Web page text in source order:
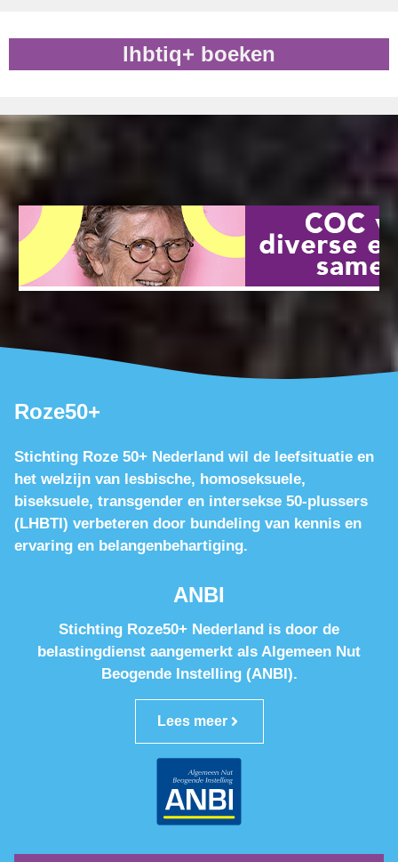
lhbtiq+ boeken
Roze50+
Stichting Roze 50+ Nederland wil de leefsituatie en
het welzijn van lesbische, homoseksuele,
biseksuele, transgender en intersekse 50-plussers
(LHBTI) verbeteren door bundeling van kennis en
ervaring en belangenbehartiging.
ANBI
Stichting Roze50+ Nederland is door de
belastingdienst aangemerkt als Algemeen Nut
Beogende Instelling (ANBI).
Lees meer